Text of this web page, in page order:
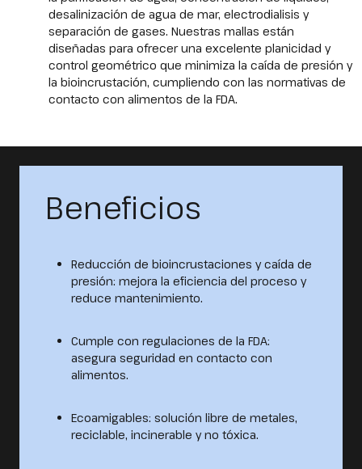
desalinización de agua de mar, electrodialisis y
separación de gases. Nuestras mallas están
diseñadas para ofrecer una excelente planicidad y
control geométrico que minimiza la caída de presión y
la bioincrustación, cumpliendo con las normativas de
contacto con alimentos de la FDA.
Beneficios
Reducción de bioincrustaciones y caída de
presión: mejora la eficiencia del proceso y
reduce mantenimiento.
Cumple con regulaciones de la FDA:
asegura seguridad en contacto con
alimentos.
Ecoamigables: solución libre de metales,
reciclable, incinerable y no tóxica.